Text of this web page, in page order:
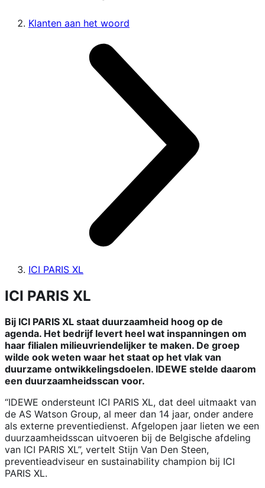
Klanten aan het woord
ICI PARIS XL
ICI PARIS XL
Bij ICI PARIS XL staat duurzaamheid hoog op de
agenda. Het bedrijf levert heel wat inspanningen om
haar filialen milieuvriendelijker te maken. De groep
wilde ook weten waar het staat op het vlak van
duurzame ontwikkelingsdoelen. IDEWE stelde daarom
een duurzaamheidsscan voor.
“IDEWE ondersteunt ICI PARIS XL, dat deel uitmaakt van
de AS Watson Group, al meer dan 14 jaar, onder andere
als externe preventiedienst. Afgelopen jaar lieten we een
duurzaamheidsscan uitvoeren bij de Belgische afdeling
van ICI PARIS XL”, vertelt Stijn Van Den Steen,
preventieadviseur en sustainability champion bij ICI
PARIS XL.